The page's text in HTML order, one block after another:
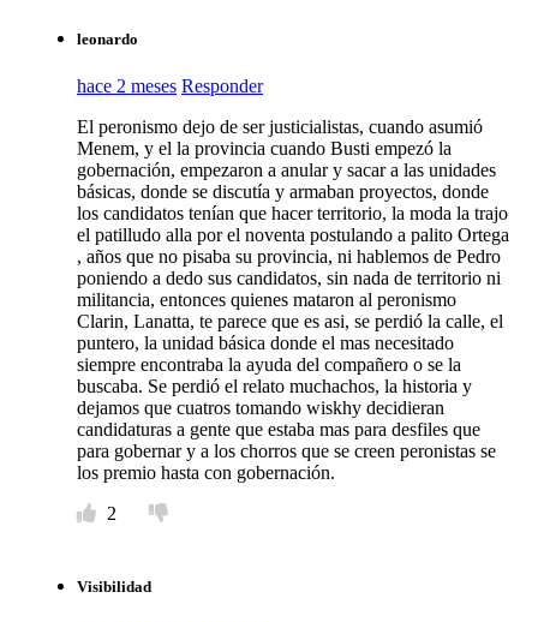
leonardo
hace 2 meses Responder
El peronismo dejo de ser justicialistas, cuando asumió
Menem, y el la provincia cuando Busti empezó la
gobernación, empezaron a anular y sacar a las unidades
básicas, donde se discutía y armaban proyectos, donde
los candidatos tenían que hacer territorio, la moda la trajo
el patilludo alla por el noventa postulando a palito Ortega
, años que no pisaba su provincia, ni hablemos de Pedro
poniendo a dedo sus candidatos, sin nada de territorio ni
militancia, entonces quienes mataron al peronismo
Clarin, Lanatta, te parece que es asi, se perdió la calle, el
puntero, la unidad básica donde el mas necesitado
siempre encontraba la ayuda del compañero o se la
buscaba. Se perdió el relato muchachos, la historia y
dejamos que cuatros tomando wiskhy decidieran
candidaturas a gente que estaba mas para desfiles que
para gobernar y a los chorros que se creen peronistas se
los premio hasta con gobernación.
2
Visibilidad